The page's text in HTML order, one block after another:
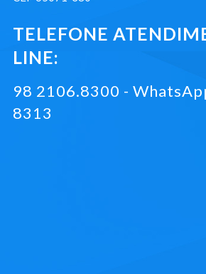
TELEFONE
LINE:
98 2106.8300 -
8313